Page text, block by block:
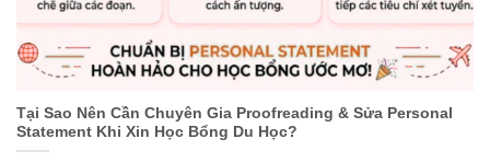
Tại Sao Nên Cần Chuyên Gia Proofreading & Sửa Personal
Statement Khi Xin Học Bổng Du Học?